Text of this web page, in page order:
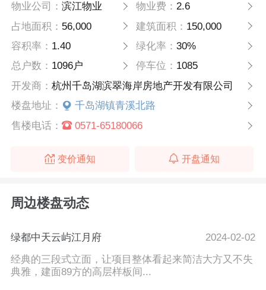
物业公司：滨江物业 物业费： 2.6
占地面积： 56,000 建筑面积： 150,000
容积率： 1.40 绿化率： 30%
总户数： 1096户 停车位： 1085
开发商：杭州千岛湖滨翠海岸房地产开发有限公司
楼盘地址：
千岛湖镇青溪北路
售楼电话：
0571-65180066
变价通知 开盘通知
周边楼盘动态
绿都中天云屿江月府
2024-02-02
经典的三段式立面，让项目整体看起来简洁大方又不失
典雅，建面89方的高层样板间...